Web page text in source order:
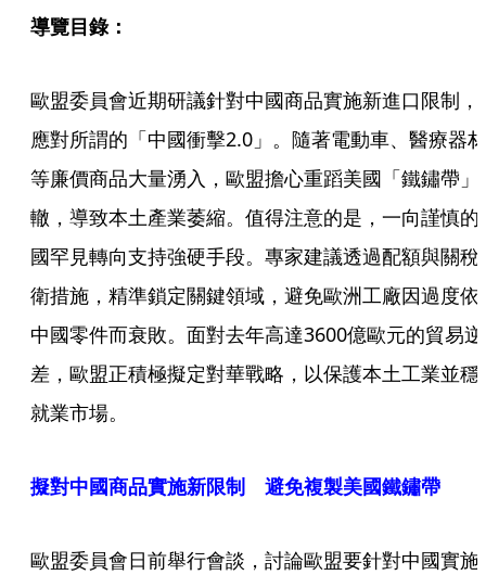
導覽目錄：
歐盟委員會近期研議針對中國商品實施新進口限制，
應對所謂的「中國衝擊2.0」。隨著電動車、醫療器材
等廉價商品大量湧入，歐盟擔心重蹈美國「鐵鏽帶」
轍，導致本土產業萎縮。值得注意的是，一向謹慎的
國罕見轉向支持強硬手段。專家建議透過配額與關稅
衛措施，精準鎖定關鍵領域，避免歐洲工廠因過度依
中國零件而衰敗。面對去年高達3600億歐元的貿易逆
差，歐盟正積極擬定對華戰略，以保護本土工業並穩
就業市場。
擬對中國商品實施新限制 避免複製美國鐵鏽帶
歐盟委員會日前舉行會談，討論歐盟要針對中國實施